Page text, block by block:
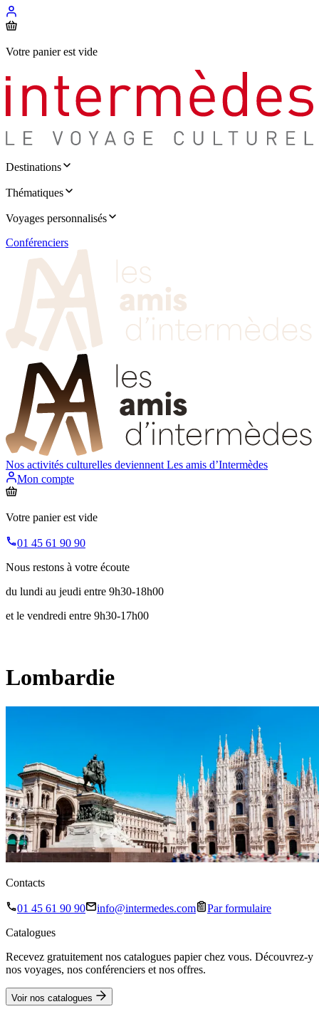
Votre panier est vide
Destinations
Thématiques
Voyages personnalisés
Conférenciers
Nos activités culturelles deviennent Les amis d’Intermèdes
Mon compte
Votre panier est vide
01 45 61 90 90
Nous restons à votre écoute
du lundi au jeudi entre 9h30-18h00
et le vendredi entre 9h30-17h00
Lombardie
Contacts
01 45 61 90 90 info@intermedes.com
Par formulaire
Catalogues
Recevez gratuitement nos catalogues papier chez vous. Découvrez-y
nos voyages, nos conférenciers et nos offres.
Voir nos catalogues